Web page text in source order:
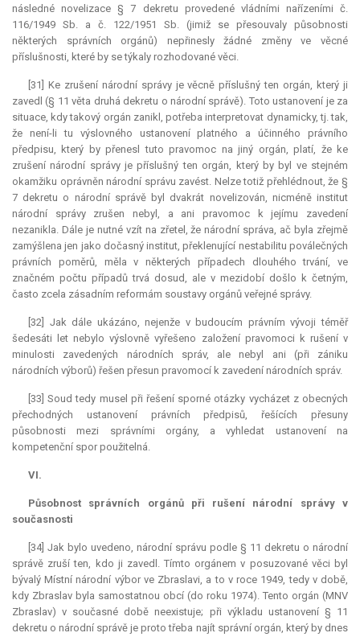
následné novelizace § 7 dekretu provedené vládními nařízeními č.
116/1949 Sb. a č. 122/1951 Sb. (jimiž se přesouvaly působnosti
některých správních orgánů) nepřinesly žádné změny ve věcné
příslušnosti, které by se týkaly rozhodované věci.
[31] Ke zrušení národní správy je věcně příslušný ten orgán, který ji
zavedl (§ 11 věta druhá dekretu o národní správě). Toto ustanovení je za
situace, kdy takový orgán zanikl, potřeba interpretovat dynamicky, tj. tak,
že není-li tu výslovného ustanovení platného a účinného právního
předpisu, který by přenesl tuto pravomoc na jiný orgán, platí, že ke
zrušení národní správy je příslušný ten orgán, který by byl ve stejném
okamžiku oprávněn národní správu zavést. Nelze totiž přehlédnout, že §
7 dekretu o národní správě byl dvakrát novelizován, nicméně institut
národní správy zrušen nebyl, a ani pravomoc k jejímu zavedení
nezanikla. Dále je nutné vzít na zřetel, že národní správa, ač byla zřejmě
zamýšlena jen jako dočasný institut, překlenující nestabilitu poválečných
právních poměrů, měla v některých případech dlouhého trvání, ve
značném počtu případů trvá dosud, ale v mezidobí došlo k četným,
často zcela zásadním reformám soustavy orgánů veřejné správy.
[32] Jak dále ukázáno, nejenže v budoucím právním vývoji téměř
šedesáti let nebylo výslovně vyřešeno založení pravomoci k rušení v
minulosti zavedených národních správ, ale nebyl ani (při zániku
národních výborů) řešen přesun pravomocí k zavedení národních správ.
[33] Soud tedy musel při řešení sporné otázky vycházet z obecných
přechodných ustanovení právních předpisů, řešících přesuny
působnosti mezi správními orgány, a vyhledat ustanovení na
kompetenční spor použitelná.
VI.
Působnost správních orgánů při rušení národní správy v
současnosti
[34] Jak bylo uvedeno, národní správu podle § 11 dekretu o národní
správě zruší ten, kdo ji zavedl. Tímto orgánem v posuzované věci byl
bývalý Místní národní výbor ve Zbraslavi, a to v roce 1949, tedy v době,
kdy Zbraslav byla samostatnou obcí (do roku 1974). Tento orgán (MNV
Zbraslav) v současné době neexistuje; při výkladu ustanovení § 11
dekretu o národní správě je proto třeba najít správní orgán, který by dnes